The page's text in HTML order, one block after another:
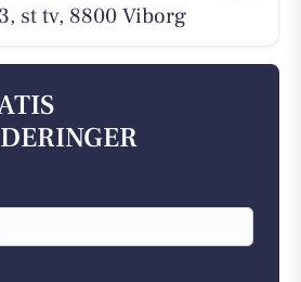
st tv, 8800 Viborg